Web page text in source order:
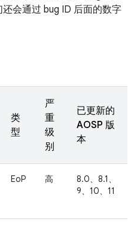
会通过 bug ID 后面的数字
类
型
严
重
级
别
已更新的
AOSP 版
本
EoP 高
8.0、8.1、
9、10、11